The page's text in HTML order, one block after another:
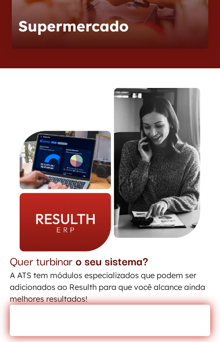
Quer turbinaro seu sistema?
A ATS tem módulos especializados que podem ser
adicionados ao Resulth para que você alcance ainda
melhores resultados!